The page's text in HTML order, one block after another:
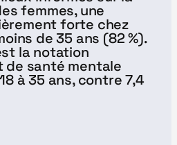
femmes, une
forte chez
les femmes de moins de 35 ans (82 %).
la notation
de santé mentale
à 35 ans, contre 7,4